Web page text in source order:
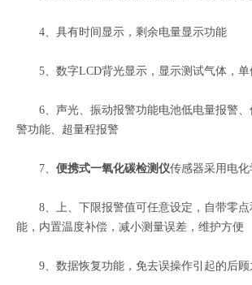
4、具有时间显示，剩余电量显示功能
5、数字LCD背光显示，显示测试气体，单
6、声光、振动报警功能电池低电量报警、
警功能、超量程报警
7、 便携式一氧化碳检测仪传感器采用电
8、上、下限报警值可任意设定，自带零点
能，内置温度补偿，减小测量误差，维护方便
9、数据恢复功能，免去误操作引起的后顾